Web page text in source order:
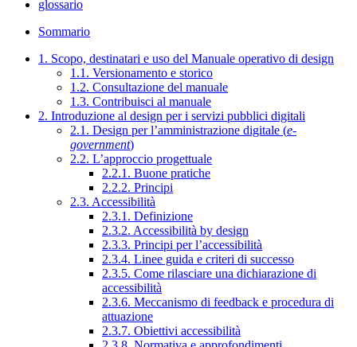
glossario
Sommario
1. Scopo, destinatari e uso del Manuale operativo di design
1.1. Versionamento e storico
1.2. Consultazione del manuale
1.3. Contribuisci al manuale
2. Introduzione al design per i servizi pubblici digitali
2.1. Design per l’amministrazione digitale (e-
government)
2.2. L’approccio progettuale
2.2.1. Buone pratiche
2.2.2. Principi
2.3. Accessibilità
2.3.1. Definizione
2.3.2. Accessibilità by design
2.3.3. Principi per l’accessibilità
2.3.4. Linee guida e criteri di successo
2.3.5. Come rilasciare una dichiarazione di
accessibilità
2.3.6. Meccanismo di feedback e procedura di
attuazione
2.3.7. Obiettivi accessibilità